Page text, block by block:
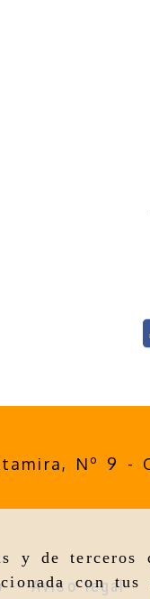
y de terceros
con
Nº 9 -
Aviso legal